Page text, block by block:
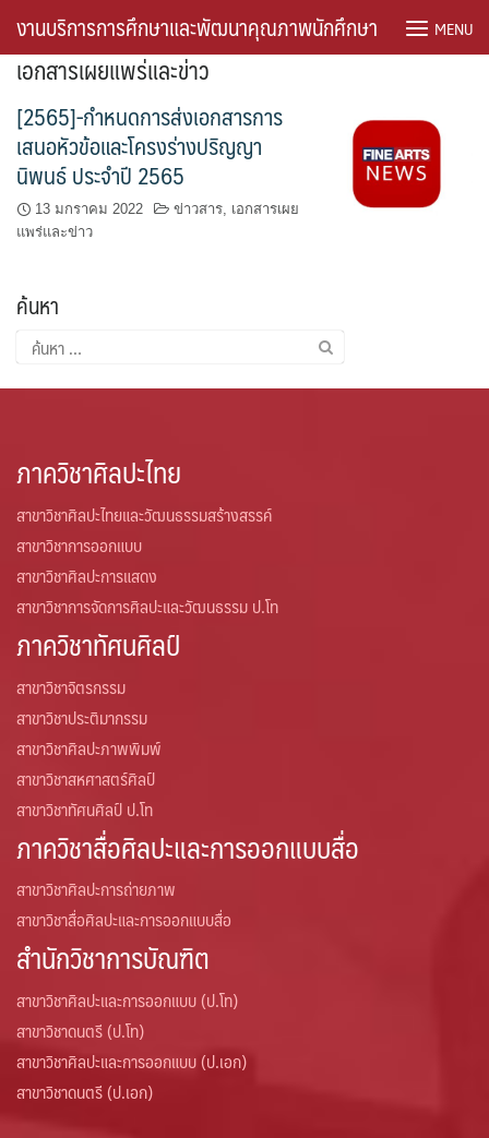
content
งานบริการการศึกษาและพัฒนาคุณภาพนักศึกษา MENU
เอกสารเผยแพร่และข่าว
[2565]-กำหนดการส่งเอกสารการ
เสนอหัวข้อและโครงร่างปริญญา
นิพนธ์ ประจำปี 2565
13 มกราคม 2022 ข่าวสาร, เอกสารเผย
แพร่และข่าว
ค้นหา
ค้นหา
สำหรับ:
ภาควิชาศิลปะไทย
สาขาวิชาศิลปะไทยและวัฒนธรรมสร้างสรรค์
สาขาวิชาการออกแบบ
สาขาวิชาศิลปะการแสดง
สาขาวิชาการจัดการศิลปะและวัฒนธรรม ป.โท
ภาควิชาทัศนศิลป์
สาขาวิชาจิตรกรรม
สาขาวิชาประติมากรรม
สาขาวิชาศิลปะภาพพิมพ์
สาขาวิชาสหศาสตร์ศิลป์
สาขาวิชาทัศนศิลป์ ป.โท
ภาควิชาสื่อศิลปะและการออกแบบสื่อ
สาขาวิชาศิลปะการถ่ายภาพ
สาขาวิชาสื่อศิลปะและการออกแบบสื่อ
สำนักวิชาการบัณฑิต
สาขาวิชาศิลปะและการออกแบบ (ป.โท)
สาขาวิชาดนตรี (ป.โท)
สาขาวิชาศิลปะและการออกแบบ (ป.เอก)
สาขาวิชาดนตรี (ป.เอก)